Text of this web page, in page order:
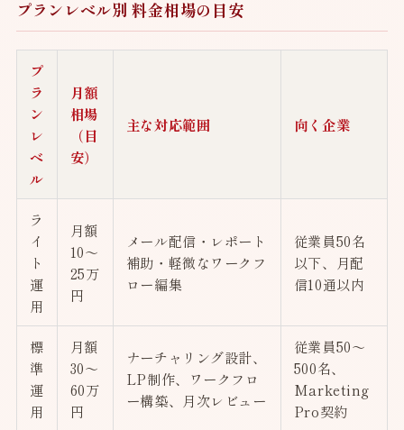
プランレベル別 料金相場の目安
プ
ラ
ン
レ
ベ
ル
月額
相場
（目
安）
主な対応範囲 向く企業
ラ
イ
ト
運
用
月額
10〜
25万
円
メール配信・レポート
補助・軽微なワークフ
ロー編集
従業員50名
以下、月配
信10通以内
標
準
運
用
月額
30〜
60万
円
ナーチャリング設計、
LP制作、ワークフロ
ー構築、月次レビュー
従業員50〜
500名、
Marketing
Pro契約